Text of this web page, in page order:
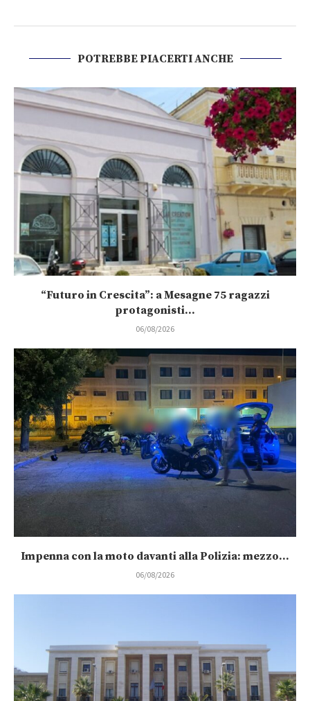
POTREBBE PIACERTI ANCHE
“Futuro in Crescita”: a Mesagne 75 ragazzi
protagonisti...
06/08/2026
Impenna con la moto davanti alla Polizia: mezzo...
06/08/2026